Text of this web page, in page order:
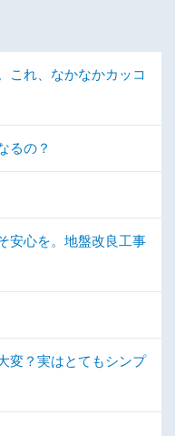
これ、なかなかカッコ
るの？
安心を。地盤改良工事
変？実はとてもシンプ